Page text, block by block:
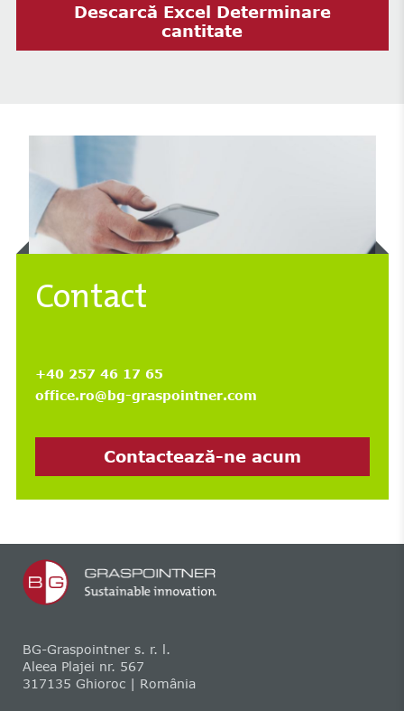
Descarcă Excel Determinare
cantitate
Contact
+40 257 46 17 65
office.ro@bg-graspointner.com
Contactează-ne acum
BG-Graspointner s. r. l.
Aleea Plajei nr. 567
317135 Ghioroc | România